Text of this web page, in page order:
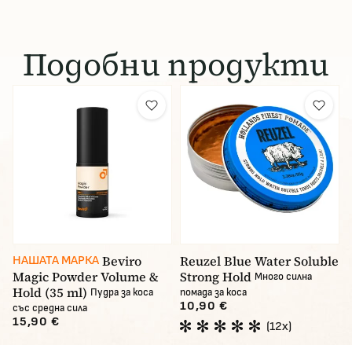
Подобни продукти
НАШАТА МАРКА Beviro
Magic Powder Volume &
Hold (35 ml) Пудра за коса
със средна сила
15,90 €
Reuzel Blue Water Soluble
Strong Hold Много силна
помада за коса
10,90 €
(12x)